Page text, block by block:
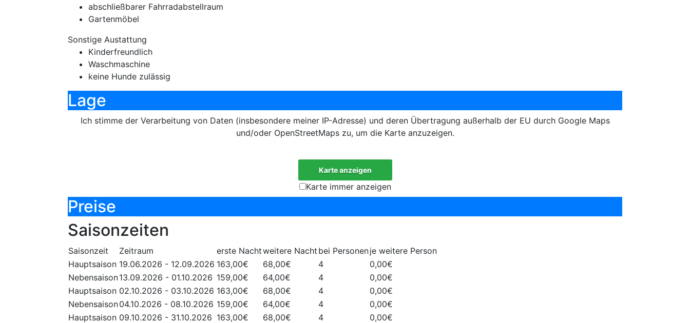
abschließbarer Fahrradabstellraum
Gartenmöbel
Sonstige Austattung
Kinderfreundlich
Waschmaschine
keine Hunde zulässig
Lage
Ich stimme der Verarbeitung von Daten (insbesondere meiner IP-Adresse) und deren Übertragung außerhalb der EU durch Google Maps
und/oder OpenStreetMaps zu, um die Karte anzuzeigen.
Karte anzeigen
Karte immer anzeigen
Preise
Saisonzeiten
Saisonzeit Zeitraum erste Nachtweitere Nacht bei Personenje weitere Person
Hauptsaison 19.06.2026 - 12.09.2026 163,00€ 68,00€ 4
0,00€
Nebensaison13.09.2026 - 01.10.2026 159,00€ 64,00€ 4
0,00€
Hauptsaison 02.10.2026 - 03.10.2026 163,00€ 68,00€ 4
0,00€
Nebensaison04.10.2026 - 08.10.2026 159,00€ 64,00€ 4
0,00€
Hauptsaison 09.10.2026 - 31.10.2026 163,00€ 68,00€ 4
0,00€